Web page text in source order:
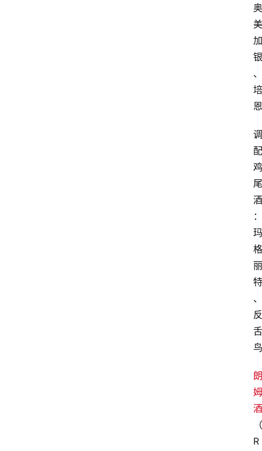
奥
美
加
银
、
培
恩
调
配
鸡
尾
酒
：
玛
格
丽
特
、
反
舌
鸟
朗
姆
酒
（
R